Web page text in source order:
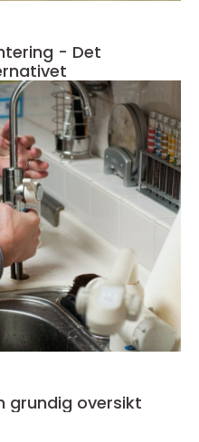
- Det
grundig oversikt